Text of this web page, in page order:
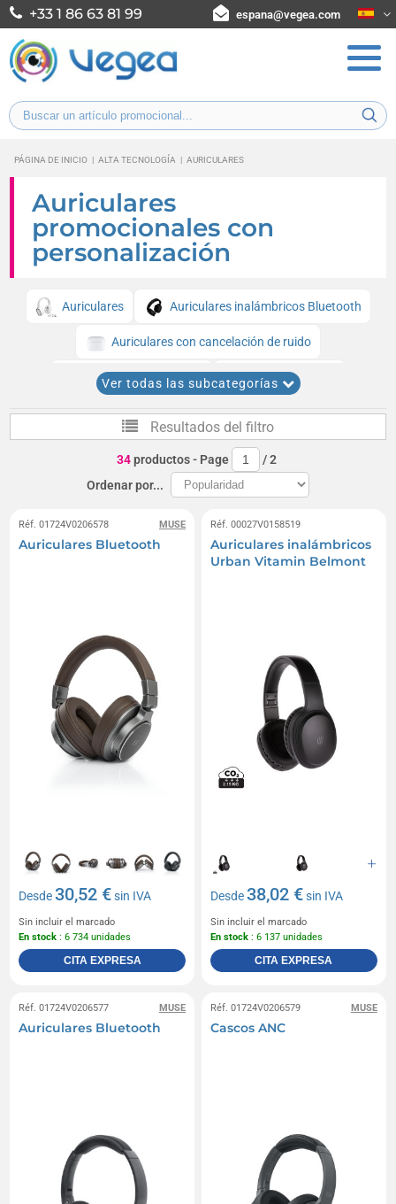
+33 1 86 63 81 99 espana@vegea.com
PÁGINA DE INICIO | ALTA TECNOLOGÍA | AURICULARES
Auriculares
promocionales con
personalización
Auriculares Auriculares inalámbricos Bluetooth
Auriculares con cancelación de ruido
Auriculares con cable Auriculares JBL
Ver todas las subcategorías
Resultados del filtro
34productos- Page /2
Ordenar por...
MUSE
Réf. 01724V0206578
Auriculares Bluetooth
Desde30,52 €sin IVA
Sin incluir el marcado
En stock : 6 734 unidades
CITA EXPRESA
Réf. 00027V0158519
Auriculares inalámbricos
Urban Vitamin Belmont
Desde38,02 €sin IVA
Sin incluir el marcado
En stock : 6 137 unidades
CITA EXPRESA
MUSE
Réf. 01724V0206577
Auriculares Bluetooth
MUSE
Réf. 01724V0206579
Cascos ANC